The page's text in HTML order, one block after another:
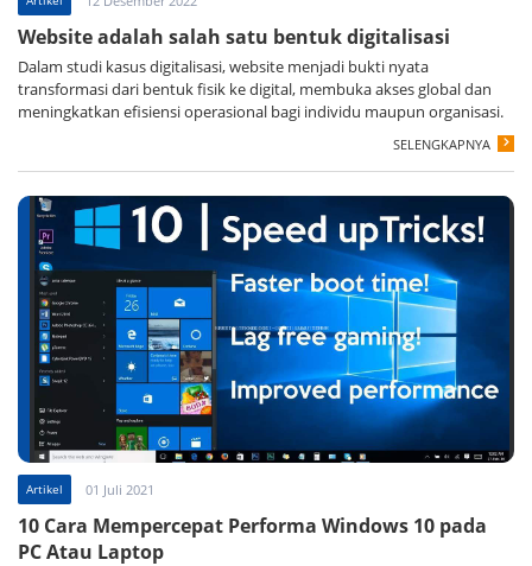
Website adalah salah satu bentuk digitalisasi
Dalam studi kasus digitalisasi, website menjadi bukti nyata
transformasi dari bentuk fisik ke digital, membuka akses global dan
meningkatkan efisiensi operasional bagi individu maupun organisasi.
SELENGKAPNYA
Artikel 01 Juli 2021
10 Cara Mempercepat Performa Windows 10 pada
PC Atau Laptop